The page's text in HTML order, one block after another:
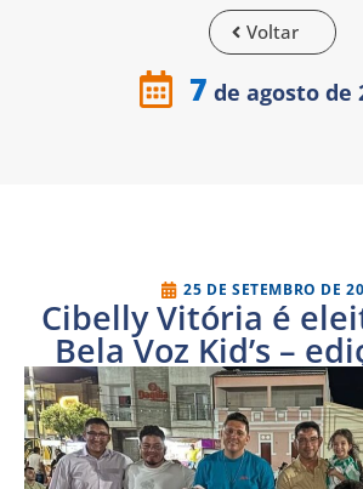
Voltar
7 de agosto de
25 DE SETEMBRO DE
Cibelly Vitória é
Bela Voz Kid’s –